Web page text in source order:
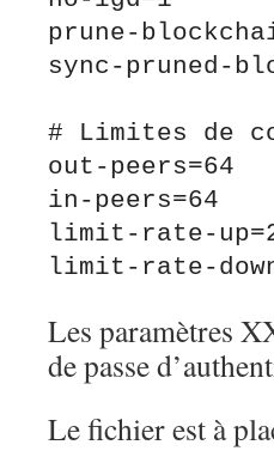
prune-
sync-pruned-
# Limites de
out-peers=64
in-peers=64
limit-rate-
Les paramètres
de passe
Le fichier est à